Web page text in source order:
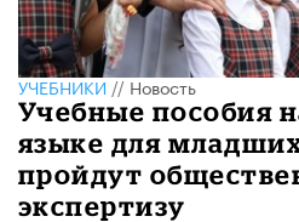
УЧЕБНИКИ//Новость
Учебные пособия
языке для
пройдут
экспертизу